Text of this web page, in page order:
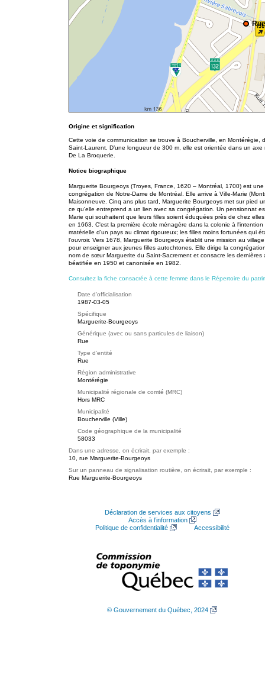
Origine et signification
Cette voie de communication se trouve à Boucherville, en
Saint-Laurent. D’une longueur de 300 m, elle est orientée dans un
De La Broquerie.
Notice biographique
Marguerite Bourgeoys (Troyes, France, 1620 – Montréal, 1700) est
congrégation de Notre-Dame de Montréal. Elle arrive à Ville-Marie
Maisonneuve. Cinq ans plus tard, Marguerite Bourgeoys met sur pied
ce qu'elle entreprend a un lien avec sa congrégation. Un pensionnat
Marie qui souhaitent que leurs filles soient éduquées près de chez
en 1663. C'est la première école ménagère dans la colonie à
matérielle d'un pays au climat rigoureux; les filles moins fortunées qui
l'ouvroir. Vers 1678, Marguerite Bourgeoys établit une mission au
pour enseigner aux jeunes filles autochtones. Elle dirige la
nom de sœur Marguerite du Saint-Sacrement et consacre les
béatifiée en 1950 et canonisée en 1982.
Consultez la fiche consacrée à cette femme dans le Répertoire du
Date d'officialisation
1987-03-05
Spécifique
Marguerite-Bourgeoys
Générique (avec ou sans particules de liaison)
Rue
Type d'entité
Rue
Région administrative
Montérégie
Municipalité régionale de comté (MRC)
Hors MRC
Municipalité
Boucherville (Ville)
Code géographique de la municipalité
58033
Dans une adresse, on écrirait, par exemple :
10, rue Marguerite-Bourgeoys
Sur un panneau de signalisation routière, on écrirait, par exemple :
Rue Marguerite-Bourgeoys
Déclaration de services aux citoyens
Accès à l’information
Politique de confidentialité
Accessibilité
© Gouvernement du Québec, 2024